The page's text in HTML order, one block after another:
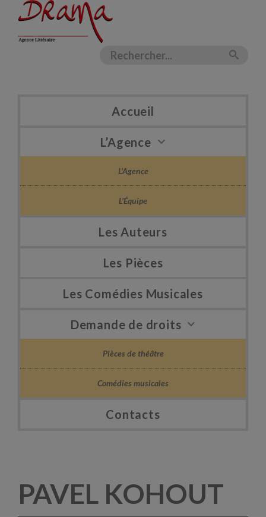
Accueil
L’Agence
L’Agence
L’Équipe
Les Auteurs
Les Pièces
Les Comédies Musicales
Demande de droits
Pièces de théâtre
Comédies musicales
Contacts
PAVEL KOHOUT